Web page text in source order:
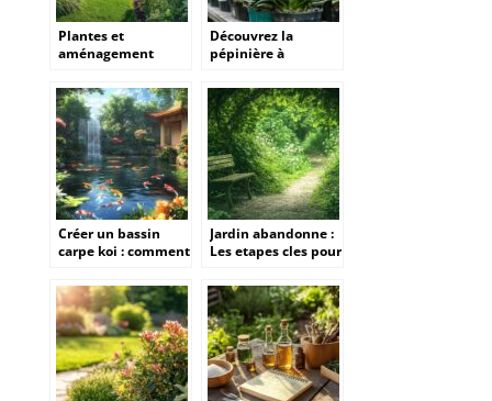
Plantes et
aménagement
pour un jardin
luxuriant
Découvrez la
pépinière à
plantes exotiques
uniques
Créer un bassin
carpe koi : comment
température idéale
en toute saison
Jardin abandonne :
Les etapes cles pour
la qualite du sol